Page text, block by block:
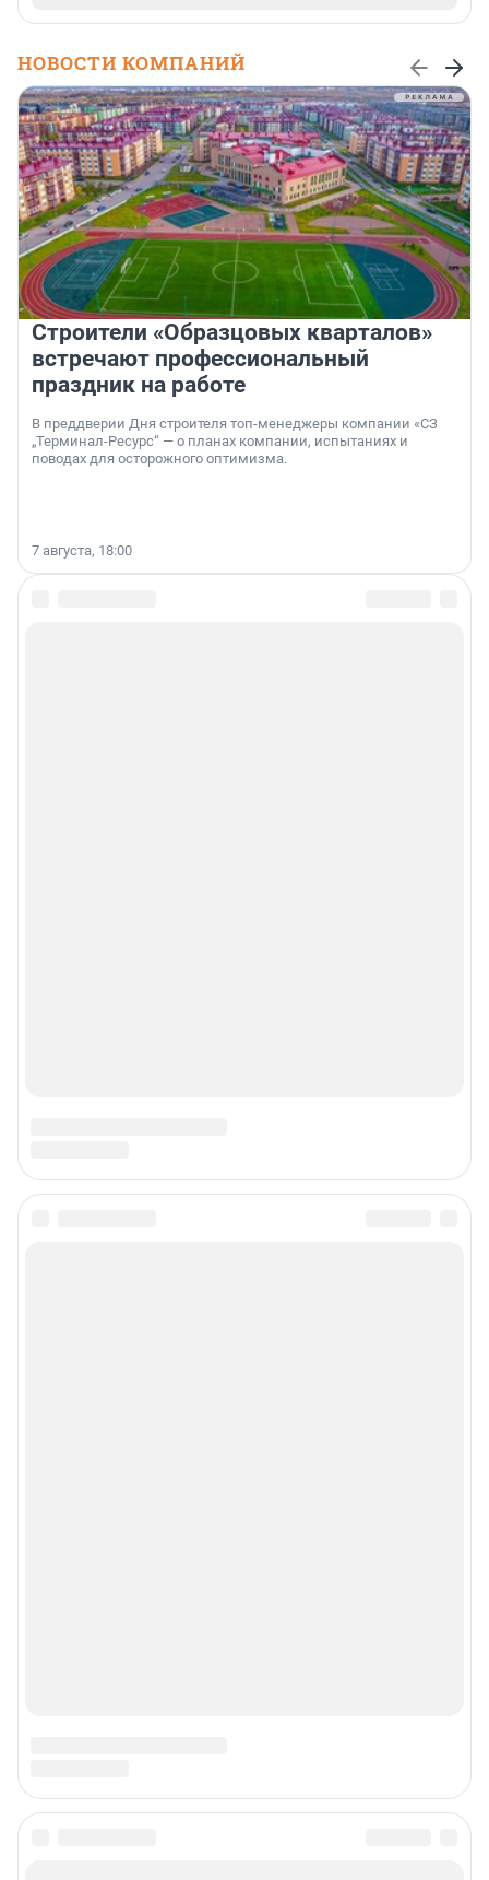
НОВОСТИ КОМПАНИЙ
Строители «Образцовых кварталов»
встречают профессиональный
праздник на работе
В преддверии Дня строителя топ-менеджеры компании «СЗ
„Терминал-Ресурс“ — о планах компании, испытаниях и
поводах для осторожного оптимизма.
7 августа, 18:00